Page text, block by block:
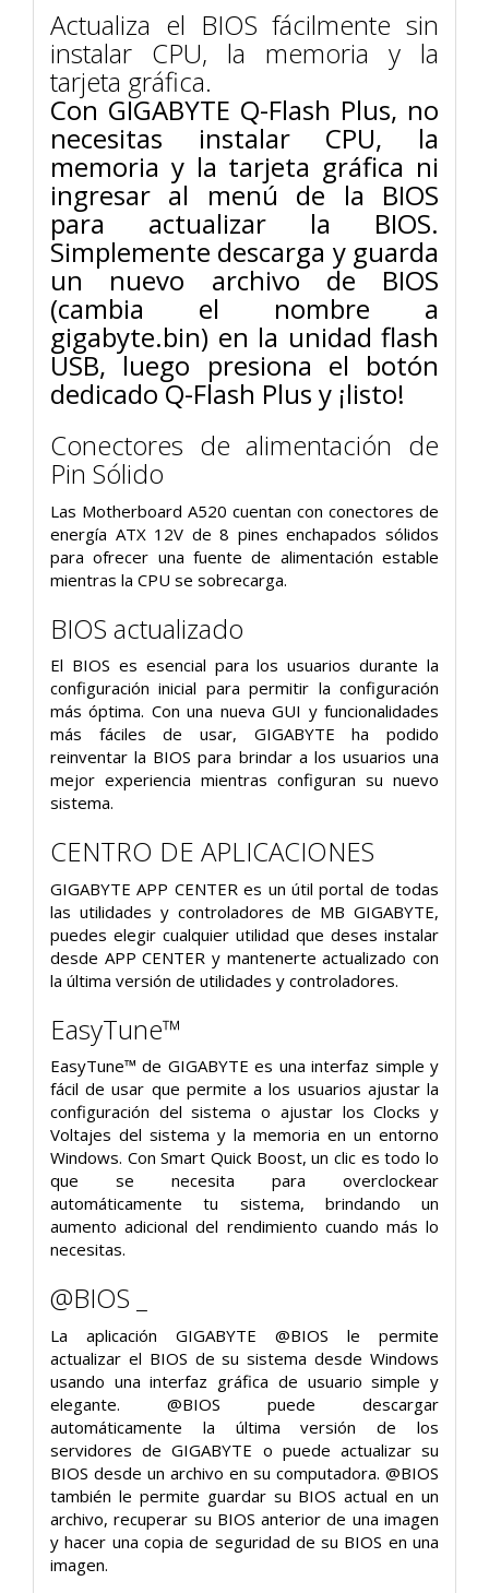
Actualiza el BIOS fácilmente sin
instalar CPU, la memoria y la
tarjeta gráfica.
Con GIGABYTE Q-Flash Plus, no
necesitas instalar CPU, la
memoria y la tarjeta gráfica ni
ingresar al menú de la BIOS
para actualizar la BIOS.
Simplemente descarga y guarda
un nuevo archivo de BIOS
(cambia el nombre a
gigabyte.bin) en la unidad flash
USB, luego presiona el botón
dedicado Q-Flash Plus y ¡listo!
Conectores de alimentación de
Pin Sólido
Las Motherboard A520 cuentan con conectores de
energía ATX 12V de 8 pines enchapados sólidos
para ofrecer una fuente de alimentación estable
mientras la CPU se sobrecarga.
BIOS actualizado
El BIOS es esencial para los usuarios durante la
configuración inicial para permitir la configuración
más óptima. Con una nueva GUI y funcionalidades
más fáciles de usar, GIGABYTE ha podido
reinventar la BIOS para brindar a los usuarios una
mejor experiencia mientras configuran su nuevo
sistema.
CENTRO DE APLICACIONES
GIGABYTE APP CENTER es un útil portal de todas
las utilidades y controladores de MB GIGABYTE,
puedes elegir cualquier utilidad que deses instalar
desde APP CENTER y mantenerte actualizado con
la última versión de utilidades y controladores.
EasyTune™
EasyTune™ de GIGABYTE es una interfaz simple y
fácil de usar que permite a los usuarios ajustar la
configuración del sistema o ajustar los Clocks y
Voltajes del sistema y la memoria en un entorno
Windows. Con Smart Quick Boost, un clic es todo lo
que se necesita para overclockear
automáticamente tu sistema, brindando un
aumento adicional del rendimiento cuando más lo
necesitas.
@BIOS _
La aplicación GIGABYTE @BIOS le permite
actualizar el BIOS de su sistema desde Windows
usando una interfaz gráfica de usuario simple y
elegante. @BIOS puede descargar
automáticamente la última versión de los
servidores de GIGABYTE o puede actualizar su
BIOS desde un archivo en su computadora. @BIOS
también le permite guardar su BIOS actual en un
archivo, recuperar su BIOS anterior de una imagen
y hacer una copia de seguridad de su BIOS en una
imagen.